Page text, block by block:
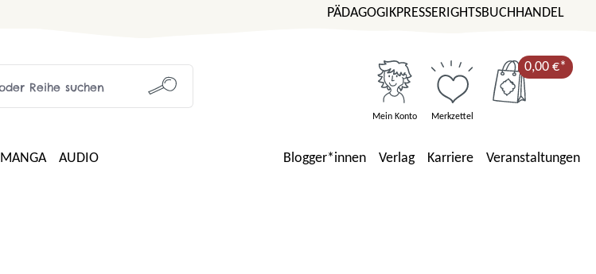
PÄDAGOGIKPRESSERIGHTSBUCHHANDEL
Mein Konto Merkzettel
0,00 €*
MANGA AUDIO Blogger*innen Verlag Karriere Veranstaltungen